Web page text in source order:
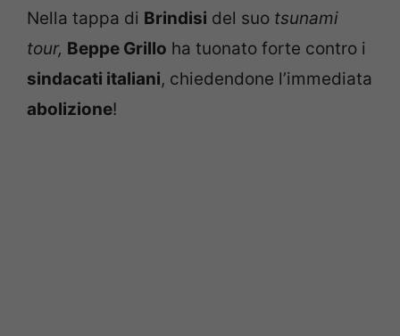
Nella tappa di Brindisi del suo tsunami
tour, Beppe Grillo ha tuonato forte contro i
sindacati italiani, chiedendone l’immediata
abolizione!